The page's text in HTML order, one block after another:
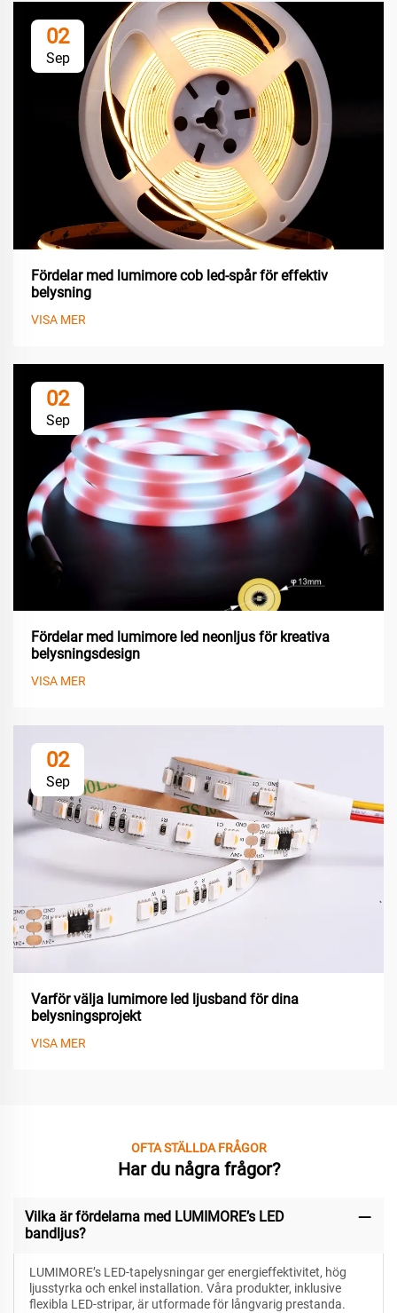
02
Sep
Fördelar med lumimore cob led-spår för effektiv
belysning
VISA MER
02
Sep
Fördelar med lumimore led neonljus för kreativa
belysningsdesign
VISA MER
02
Sep
Varför välja lumimore led ljusband för dina
belysningsprojekt
VISA MER
OFTA STÄLLDA FRÅGOR
Har du några frågor?
Vilka är fördelarna med LUMIMORE’s LED
bandljus?
LUMIMORE’s LED-tapelysningar ger energieffektivitet, hög
ljusstyrka och enkel installation. Våra produkter, inklusive
flexibla LED-stripar, är utformade för långvarig prestanda.